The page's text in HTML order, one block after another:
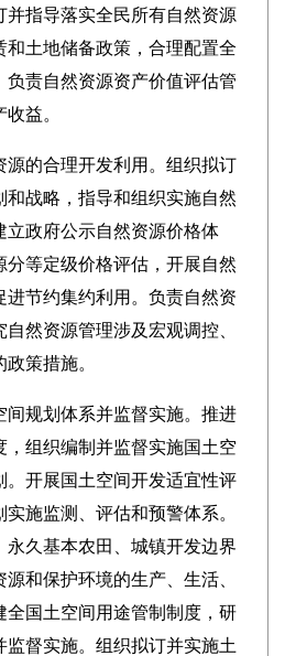
并指导落实全民所有自然资源
和土地储备政策，合理配置全
负责自然资源资产价值评估管
益。
的合理开发利用。组织拟订
和战略，指导和组织实施自然
立政府公示自然资源价格体
分等定级价格评估，开展自然
进节约集约利用。负责自然资
然资源管理涉及宏观调控、
策措施。
规划体系并监督实施。推进
，组织编制并监督实施国土空
。开展国土空间开发适宜性评
施监测、评估和预警体系。
永久基本农田、城镇开发边界
和保护环境的生产、生活、
全国土空间用途管制制度，研
监督实施。组织拟订并实施土